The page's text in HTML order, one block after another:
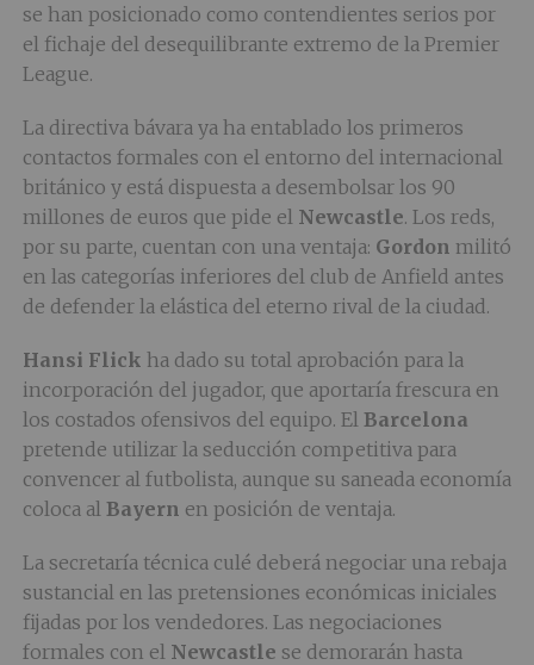
se han posicionado como contendientes serios por
el fichaje del desequilibrante extremo de la Premier
League.
La directiva bávara ya ha entablado los primeros
contactos formales con el entorno del internacional
británico y está dispuesta a desembolsar los 90
millones de euros que pide el Newcastle. Los reds,
por su parte, cuentan con una ventaja: Gordon militó
en las categorías inferiores del club de Anfield antes
de defender la elástica del eterno rival de la ciudad.
Hansi Flick ha dado su total aprobación para la
incorporación del jugador, que aportaría frescura en
los costados ofensivos del equipo. El Barcelona
pretende utilizar la seducción competitiva para
convencer al futbolista, aunque su saneada economía
coloca al Bayern en posición de ventaja.
La secretaría técnica culé deberá negociar una rebaja
sustancial en las pretensiones económicas iniciales
fijadas por los vendedores. Las negociaciones
formales con el Newcastle se demorarán hasta